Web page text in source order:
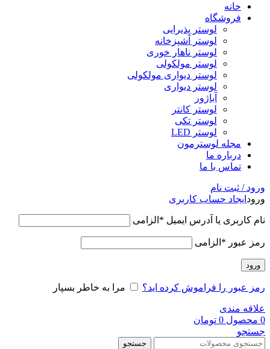
خانه
فروشگاه
لوستر پذیرایی
لوستر آشپزخانه
لوستر ناهار خوری
لوستر مولکولی
لوستر دیواری مولکولی
لوستر دیواری
آباژور
لوستر کانتر
لوستر تکی
لوستر LED
مجله لوسترمون
درباره ما
تماس با ما
ورود / ثبت نام
ورود ایجاد حساب کاربری
نام کاربری یا آدرس ایمیل * الزامی
رمز عبور * الزامی
ورود
رمز عبور را فراموش کرده اید؟ مرا به خاطر بسپار
علاقه مندی
0 محصول 0 تومان
جستجو
جستجو